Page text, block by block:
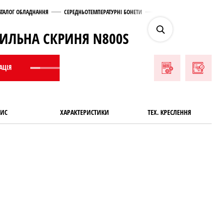
ОБЛАДНАННЯ СЕРЕДНЬОТЕМПЕРАТУРНІ БОНЕТИ
СКРИНЯ N800S
ХАРАКТЕРИСТИКИ ТЕХ. КРЕСЛЕННЯ